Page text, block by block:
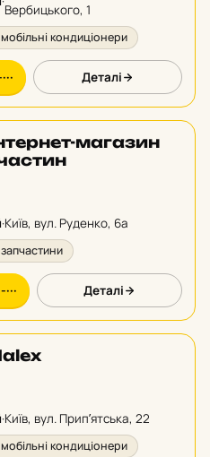
Вербицького, 1
кондиціонери
Деталі
магазин
·Київ, вул. Руденко, 6а
Деталі
·Київ, вул. Припʼятська, 22
кондиціонери